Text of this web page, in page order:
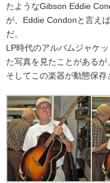
たようなGibson Eddie
が、Eddie Condonと言え
だ。
LP時代のアルバムジャケ
た写真を見たことがあるが
そしてこの楽器が動態保存